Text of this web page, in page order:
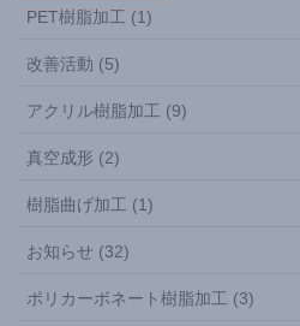
PET樹脂加工 (1)
改善活動 (5)
アクリル樹脂加工 (9)
真空成形 (2)
樹脂曲げ加工 (1)
お知らせ (32)
ポリカーボネート樹脂加工 (3)